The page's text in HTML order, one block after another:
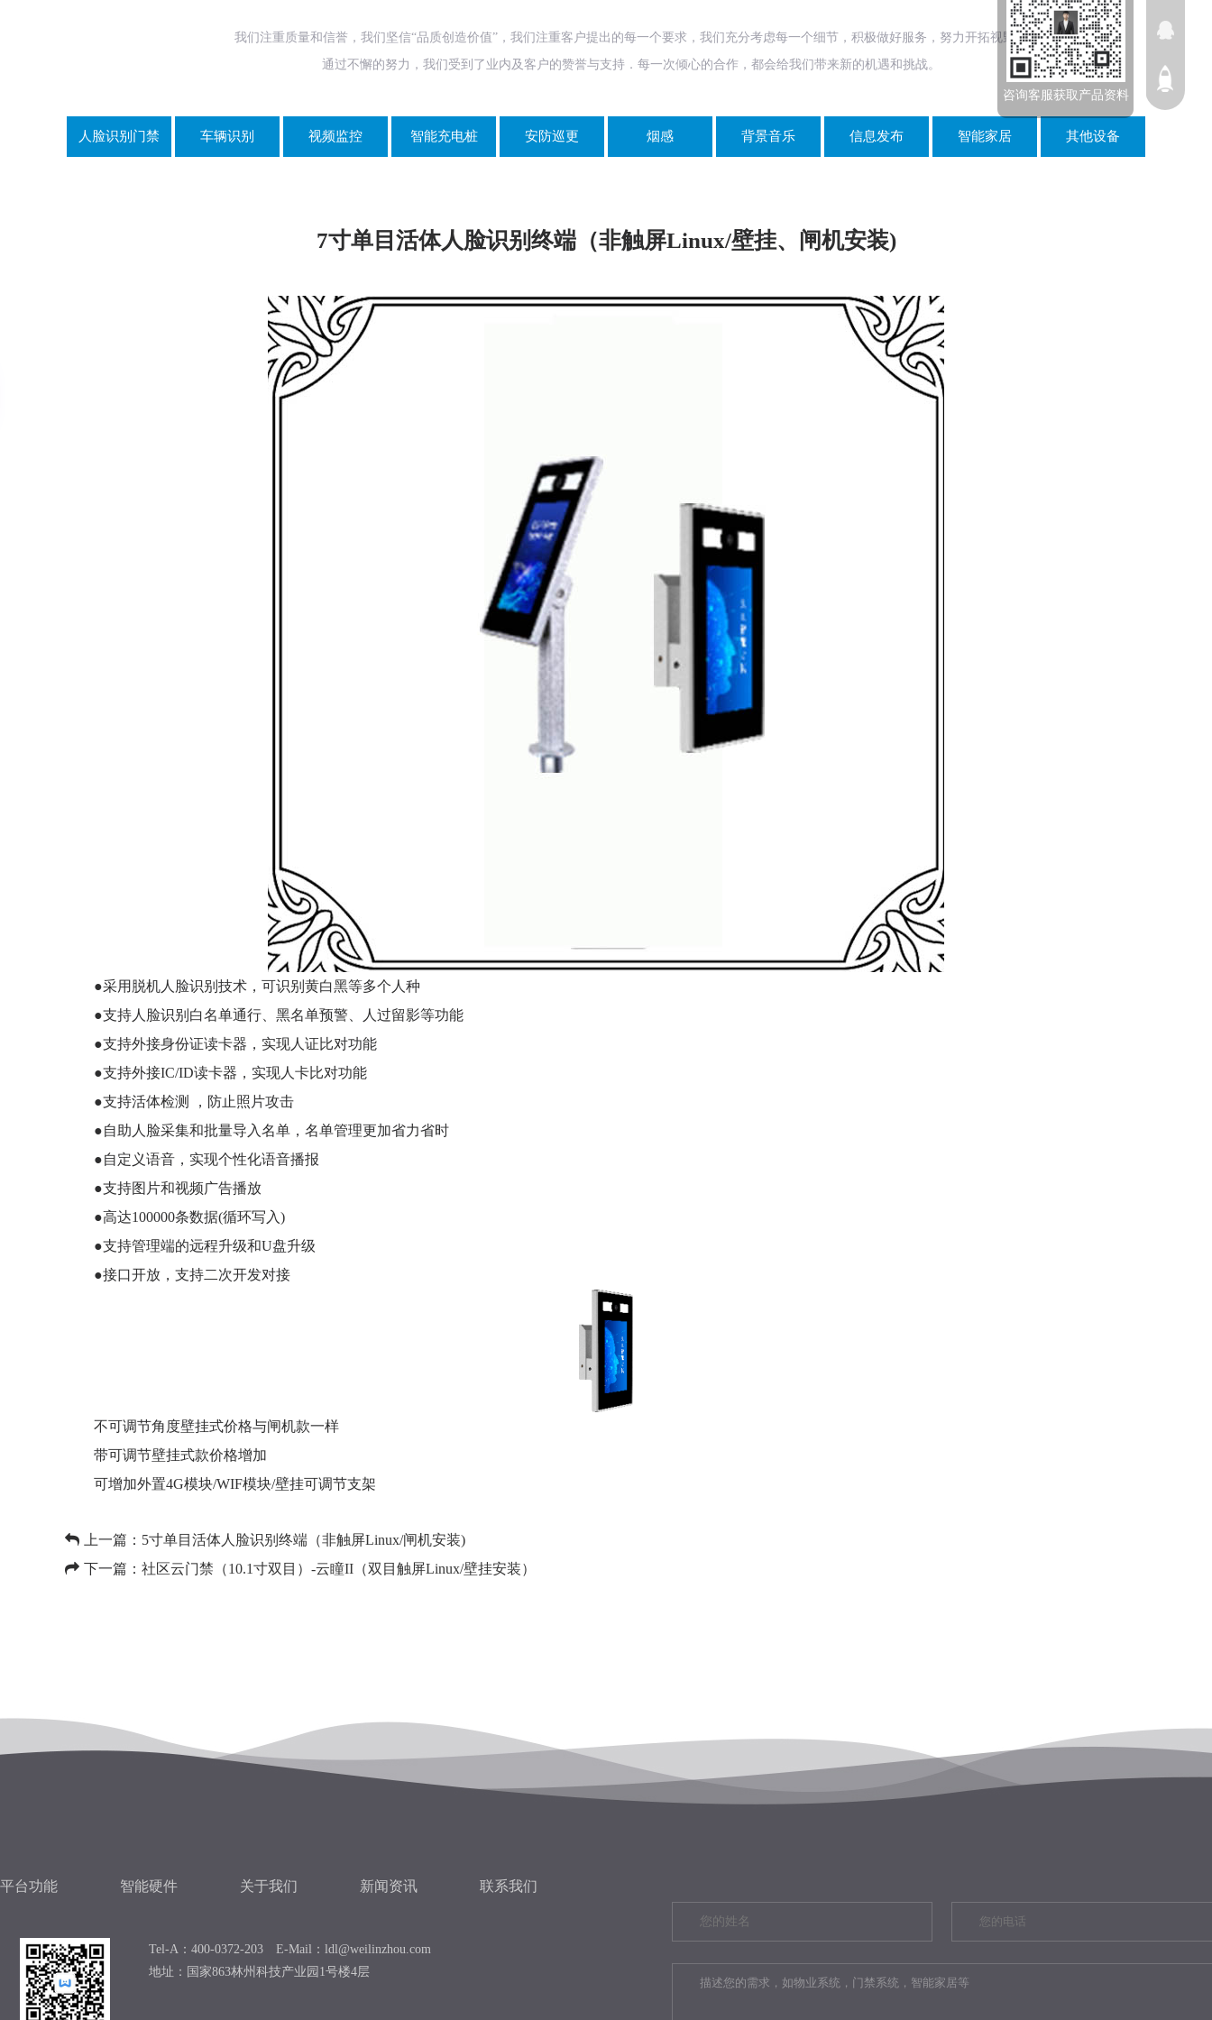
我们注重质量和信誉，我们坚信“品质创造价值”，我们注重客户提出的每一个要求，我们充分考虑每一个细节，积极做好服务，努力开拓视野。
通过不懈的努力，我们受到了业内及客户的赞誉与支持．每一次倾心的合作，都会给我们带来新的机遇和挑战。
人脸识别门禁 车辆识别 视频监控 智能充电桩 安防巡更 烟感 背景音乐 信息发布 智能家居 其他设备
7寸单目活体人脸识别终端（非触屏Linux/壁挂、闸机安装)
●采用脱机人脸识别技术，可识别黄白黑等多个人种
●支持人脸识别白名单通行、黑名单预警、人过留影等功能
●支持外接身份证读卡器，实现人证比对功能
●支持外接IC/ID读卡器，实现人卡比对功能
●支持活体检测 ，防止照片攻击
●自助人脸采集和批量导入名单，名单管理更加省力省时
●自定义语音，实现个性化语音播报
●支持图片和视频广告播放
●高达100000条数据(循环写入)
●支持管理端的远程升级和U盘升级
●接口开放，支持二次开发对接
不可调节角度壁挂式价格与闸机款一样
带可调节壁挂式款价格增加
可增加外置4G模块/WIF模块/壁挂可调节支架
上一篇： 5寸单目活体人脸识别终端（非触屏Linux/闸机安装)
下一篇： 社区云门禁（10.1寸双目）-云瞳II（双目触屏Linux/壁挂安装）
平台功能 智能硬件 关于我们 新闻资讯 联系我们
Tel-A：400-0372-203 E-Mail：ldl@weilinzhou.com
地址：国家863林州科技产业园1号楼4层
咨询客服获取产品资料